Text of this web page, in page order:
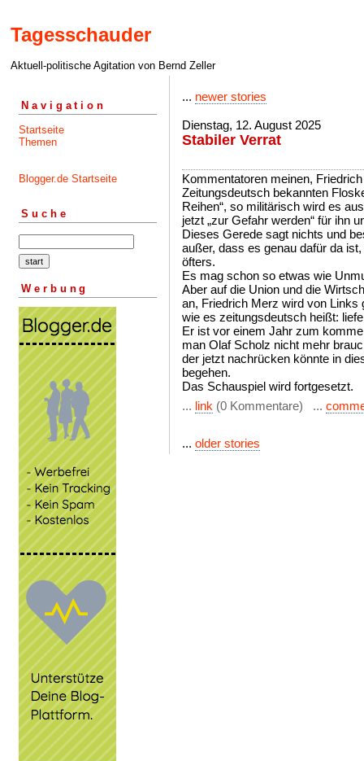
Tagesschauder
Aktuell-politische Agitation von Bernd Zeller
Navigation
Startseite
Themen
Blogger.de Startseite
Suche
Werbung
... newer stories
Dienstag, 12. August 2025
Stabiler Verrat
Kommentatoren meinen,
Zeitungsdeutsch bekannten
Reihen“, so militärisch wird es
jetzt „zur Gefahr werden“ für ihn
Dieses Gerede sagt nichts und
außer, dass es genau dafür da
öfters.
Es mag schon so etwas wie
Aber auf die Union und die
an, Friedrich Merz wird von Links
wie es zeitungsdeutsch heißt:
Er ist vor einem Jahr zum
man Olaf Scholz nicht mehr
der jetzt nachrücken könnte in
begehen.
Das Schauspiel wird fortgesetzt.
... link (0 Kommentare) ...
... older stories